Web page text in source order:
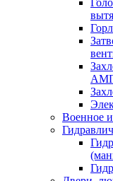
Военное